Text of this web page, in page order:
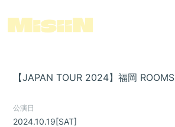
Disco Videos
who's MisiiN ?
【JAPAN TOUR 2024】福岡 ROOMS
公演日
2024.10.19[SAT]